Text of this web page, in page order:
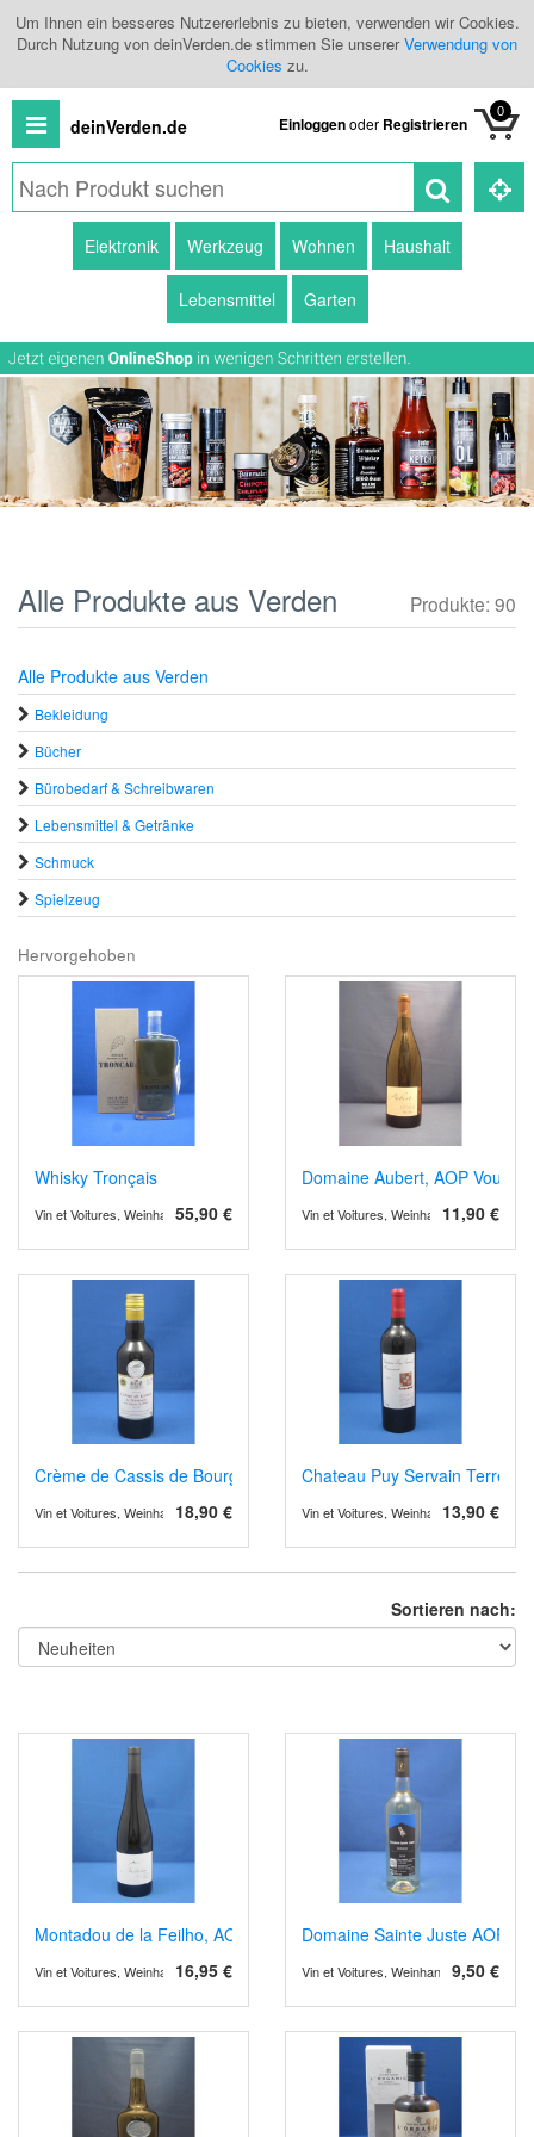
Um Ihnen ein besseres Nutzererlebnis zu bieten, verwenden wir Cookies.
Durch Nutzung von deinVerden.de stimmen Sie unsererVerwendung von
Cookies zu.
deinVerden.de Einloggenoder Registrieren
0
Produkte
Händlerübersicht
Branchenbuch
Elektronik Werkzeug Wohnen Haushalt
Lebensmittel Garten
Produkte: 90
Alle Produkte aus Verden
Alle Produkte aus Verden
Bekleidung
Bücher
Bürobedarf & Schreibwaren
Lebensmittel & Getränke
Schmuck
Spielzeug
Hervorgehoben
Whisky Tronçais
55,90 €
Vin et Voitures, Weinhandel und Weinimport
Domaine Aubert, AOP
11,90 €
Vin et Voitures, Weinhandel und
Crème de Cassis de Bourgogne
18,90 €
Vin et Voitures, Weinhandel und Weinimport
Chateau Puy Servain
13,90 €
Vin et Voitures, Weinhandel und
Sortieren nach:
Montadou de la Feilho, AOP Corbières 2023, Bio
16,95 €
Vin et Voitures, Weinhandel und Weinimport
Domaine Sainte Juste AOP
9,50 €
Vin et Voitures, Weinhandel und